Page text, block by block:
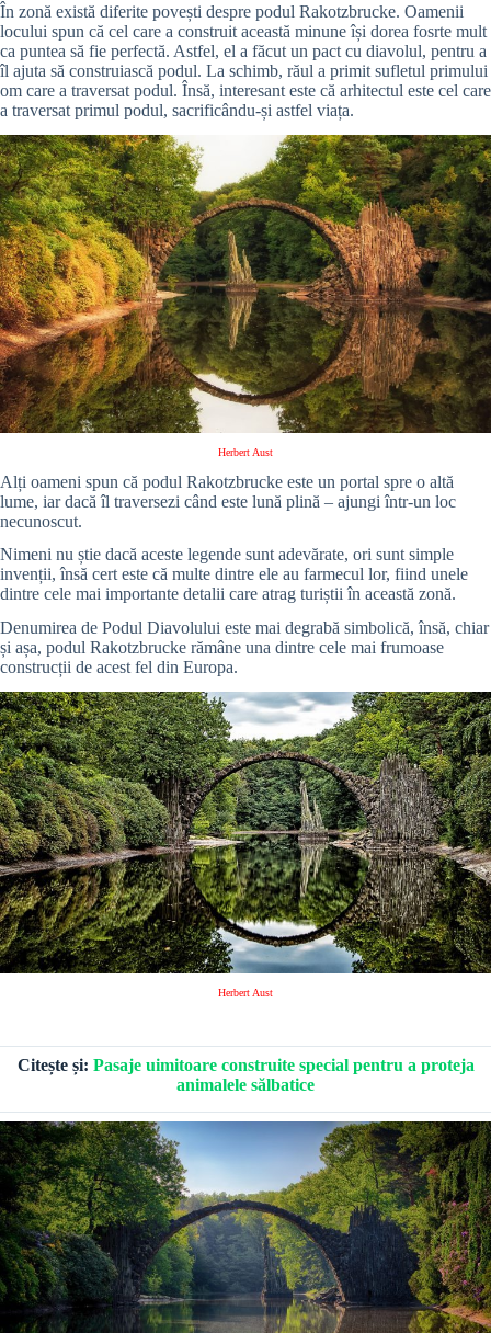
În zonă există diferite povești despre podul Rakotzbrucke. Oamenii
locului spun că cel care a construit această minune își dorea fosrte mult
ca puntea să fie perfectă. Astfel, el a făcut un pact cu diavolul, pentru a
îl ajuta să construiască podul. La schimb, răul a primit sufletul primului
om care a traversat podul. Însă, interesant este că arhitectul este cel care
a traversat primul podul, sacrificându-și astfel viața.
Herbert Aust
Alți oameni spun că podul Rakotzbrucke este un portal spre o altă
lume, iar dacă îl traversezi când este lună plină – ajungi într-un loc
necunoscut.
Nimeni nu știe dacă aceste legende sunt adevărate, ori sunt simple
invenții, însă cert este că multe dintre ele au farmecul lor, fiind unele
dintre cele mai importante detalii care atrag turiștii în această zonă.
Denumirea de Podul Diavolului este mai degrabă simbolică, însă, chiar
și așa, podul Rakotzbrucke rămâne una dintre cele mai frumoase
construcții de acest fel din Europa.
Herbert Aust
Citește și: Pasaje uimitoare construite special pentru a proteja
animalele sălbatice